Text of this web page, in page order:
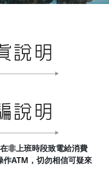
非上班時段致電給消費
ATM，切勿相信可疑來